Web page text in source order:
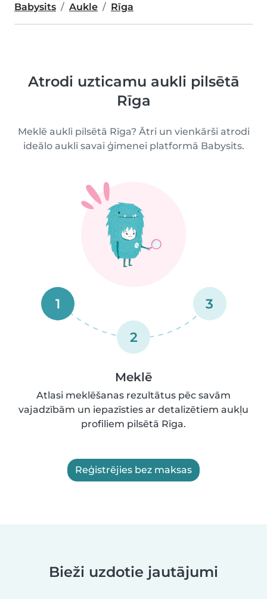
Babysits Aukle Rīga
Atrodi uzticamu aukli pilsētā
Rīga
Meklē aukli pilsētā Rīga? Ātri un vienkārši atrodi
ideālo aukli savai ģimenei platformā Babysits.
1
2
3
Meklē
Atlasi meklēšanas rezultātus pēc savām
vajadzībām un iepazīsties ar detalizētiem aukļu
profiliem pilsētā Rīga.
Reģistrējies bez maksas
Bieži uzdotie jautājumi